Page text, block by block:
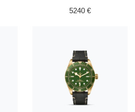
5240 €